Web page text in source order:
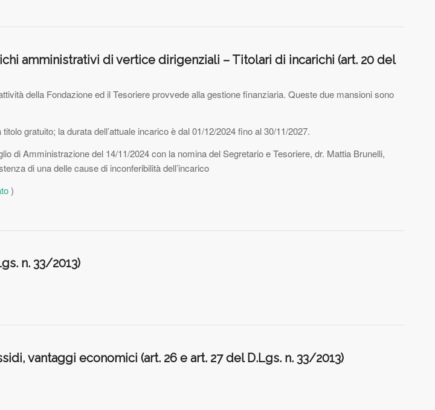
amministrativi di vertice dirigenziali – Titolari di incarichi (art. 20 del
della Fondazione ed il Tesoriere provvede alla gestione finanziaria. Queste due mansioni sono
gratuito; la durata dell’attuale incarico è dal 01/12/2024 fino al 30/11/2027.
di Amministrazione del 14/11/2024 con la nomina del Segretario e Tesoriere, dr. Mattia Brunelli,
di una delle cause di inconferibilità dell’incarico
)
n. 33/2013)
vantaggi economici (art. 26 e art. 27 del D.Lgs. n. 33/2013)